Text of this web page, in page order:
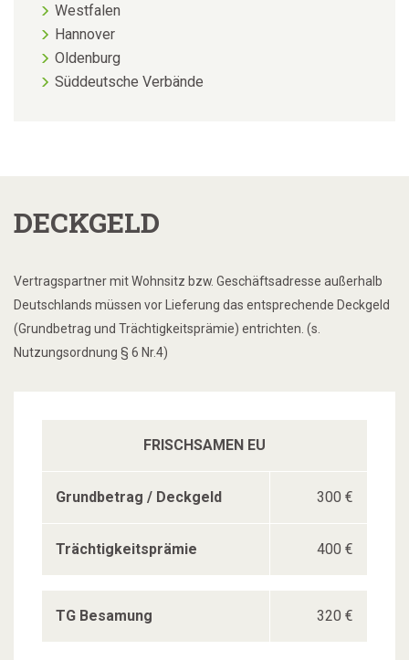
Westfalen
Hannover
Oldenburg
Süddeutsche Verbände
DECKGELD
Vertragspartner mit Wohnsitz bzw. Geschäftsadresse außerhalb
Deutschlands müssen vor Lieferung das entsprechende Deckgeld
(Grundbetrag und Trächtigkeitsprämie) entrichten. (s.
Nutzungsordnung § 6 Nr.4)
FRISCHSAMEN EU
Grundbetrag / Deckgeld 300 €
Trächtigkeitsprämie 400 €
TG Besamung 320 €